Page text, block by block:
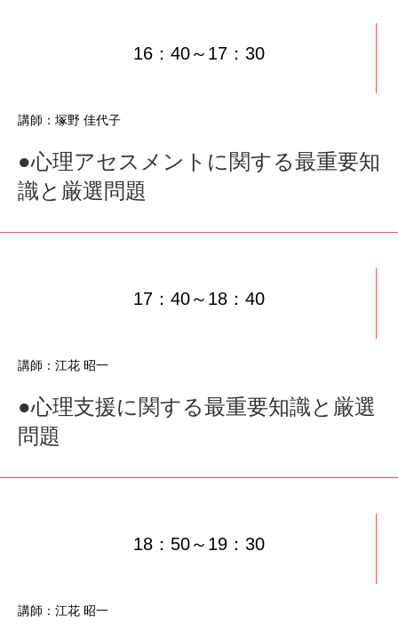
16：40～17：30
講師：塚野 佳代子
●心理アセスメントに関する最重要知
識と厳選問題
17：40～18：40
講師：江花 昭一
●心理支援に関する最重要知識と厳選
問題
18：50～19：30
講師：江花 昭一